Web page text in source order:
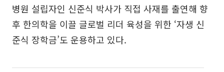
병원 설립자인 신준식 박사가 직접 사재를 출연해 향
후 한의학을 이끌 글로벌 리더 육성을 위한 ‘자생 신
준식 장학금’도 운용하고 있다.